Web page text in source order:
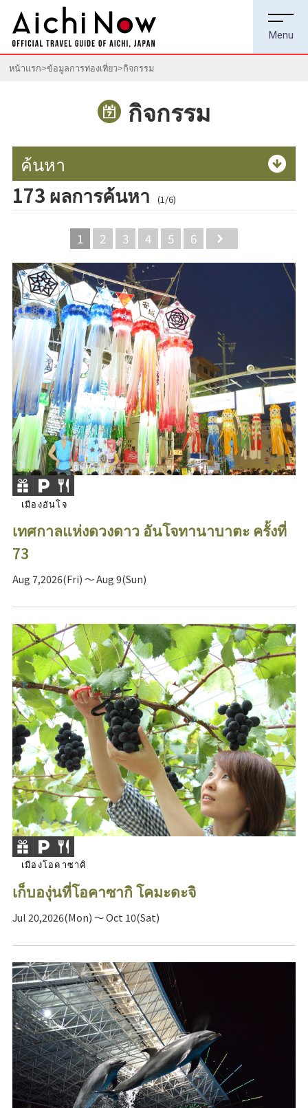
หน้าแรก ข้อมูลการท่องเที่ยว กิจกรรม
กิจกรรม
ค้นหา
173 ผลการค้นหา (1/6)
1 2 3 4 5 6
เมืองอันโจ
เทศกาลแห่งดวงดาว อันโจทานาบาตะ ครั้งที่
73
Aug 7,2026(Fri) ～ Aug 9(Sun)
เมืองโอคาซาคิ
เก็บองุ่นที่โอคาซากิ โคมะดะจิ
Jul 20,2026(Mon) ～ Oct 10(Sat)